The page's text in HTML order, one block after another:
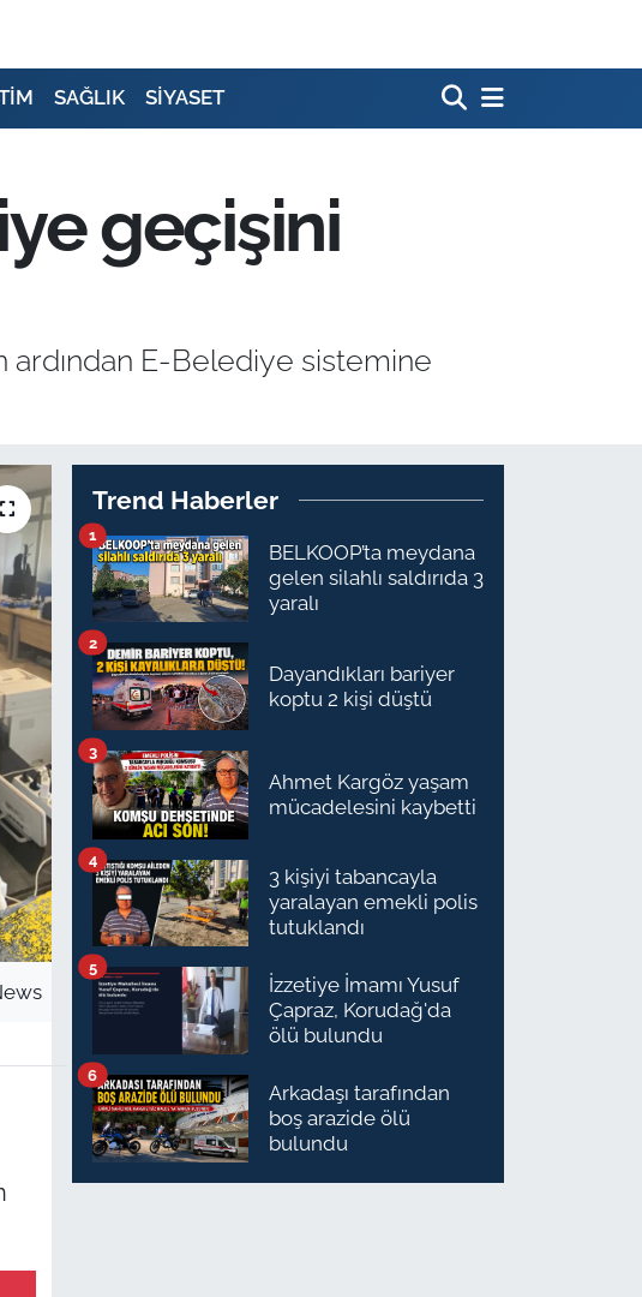
SAĞLIK SİYASET
geçişini
ardından E-Belediye sistemine
Trend Haberler
BELKOOP’ta meydana
gelen silahlı saldırıda 3
yaralı
1
Dayandıkları bariyer
koptu 2 kişi düştü
2
Ahmet Kargöz yaşam
mücadelesini kaybetti
3
3 kişiyi tabancayla
yaralayan emekli polis
tutuklandı
4
İzzetiye İmamı Yusuf
Çapraz, Korudağ'da
ölü bulundu
5
Arkadaşı tarafından
boş arazide ölü
bulundu
6